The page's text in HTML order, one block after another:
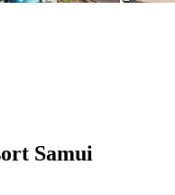
Samui